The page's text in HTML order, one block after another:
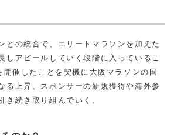
との統合で、エリートマラソンを加えた
しアピールしていく段階に入っているこ
催したことを契機に大阪マラソンの国
る上昇、スポンサーの新規獲得や海外参
き続き取り組んでいく。